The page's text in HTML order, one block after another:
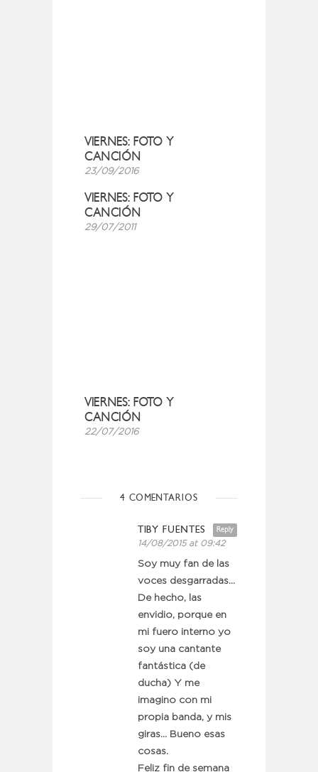
VIERNES: FOTO Y
CANCIÓN
23/09/2016
VIERNES: FOTO Y
CANCIÓN
29/07/2011
VIERNES: FOTO Y
CANCIÓN
22/07/2016
4 COMENTARIOS
Reply
TIBY FUENTES
14/08/2015 at 09:42
Soy muy fan de las
voces desgarradas…
De hecho, las
envidio, porque en
mi fuero interno yo
soy una cantante
fantástica (de
ducha) Y me
imagino con mi
propia banda, y mis
giras… Bueno esas
cosas.
Feliz fin de semana